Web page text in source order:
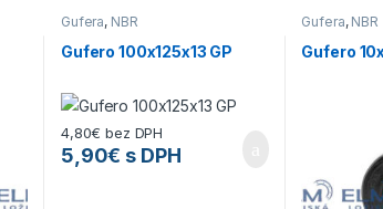
Gufera, NBR
Gufero 100x125x13 GP
4,80€ bez DPH
5,90€ s DPH
Gufera, NBR
Gufero